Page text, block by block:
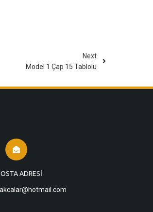
Next
Model 1 Çap 15 Tablolu
ADRESI